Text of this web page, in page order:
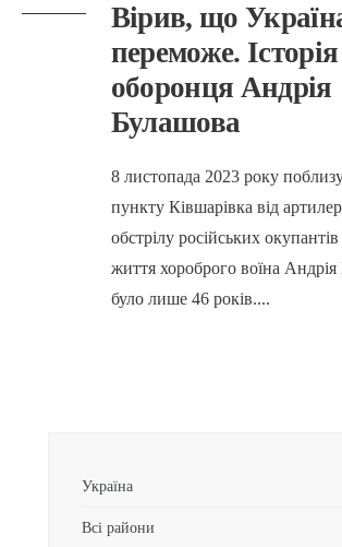
Вірив, що
переможе. Історія
оборонця Андрія
Булашова
8 листопада 2023 року
пункту Ківшарівка від
обстрілу російських
життя хороброго воїна
було лише 46 років....
Україна
Всі райони